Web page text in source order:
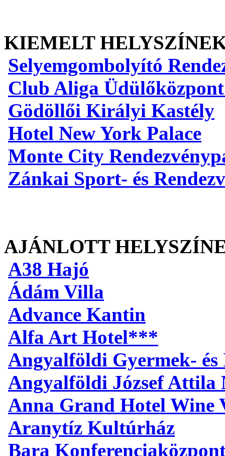
KIEMELT
Selyemgombolyító
Club Aliga Üdülőközpont
Gödöllői Királyi Kastély
Hotel New York Palace
Monte City
Zánkai Sport- és
AJÁNLOTT
A38 Hajó
Ádám Villa
Advance Kantin
Alfa Art Hotel***
Angyalföldi Gyermek-
Angyalföldi József Attila
Anna Grand Hotel Wine
Aranytíz Kultúrház
Bara